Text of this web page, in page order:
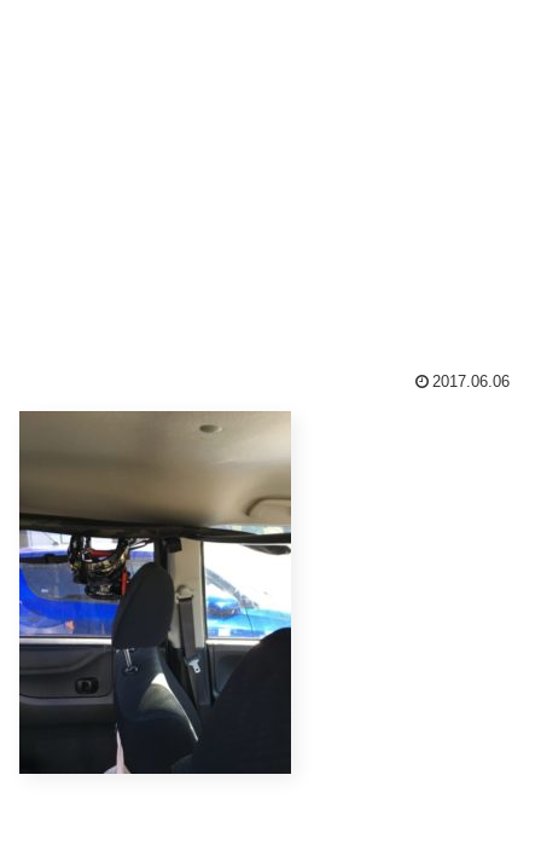
2017.06.06